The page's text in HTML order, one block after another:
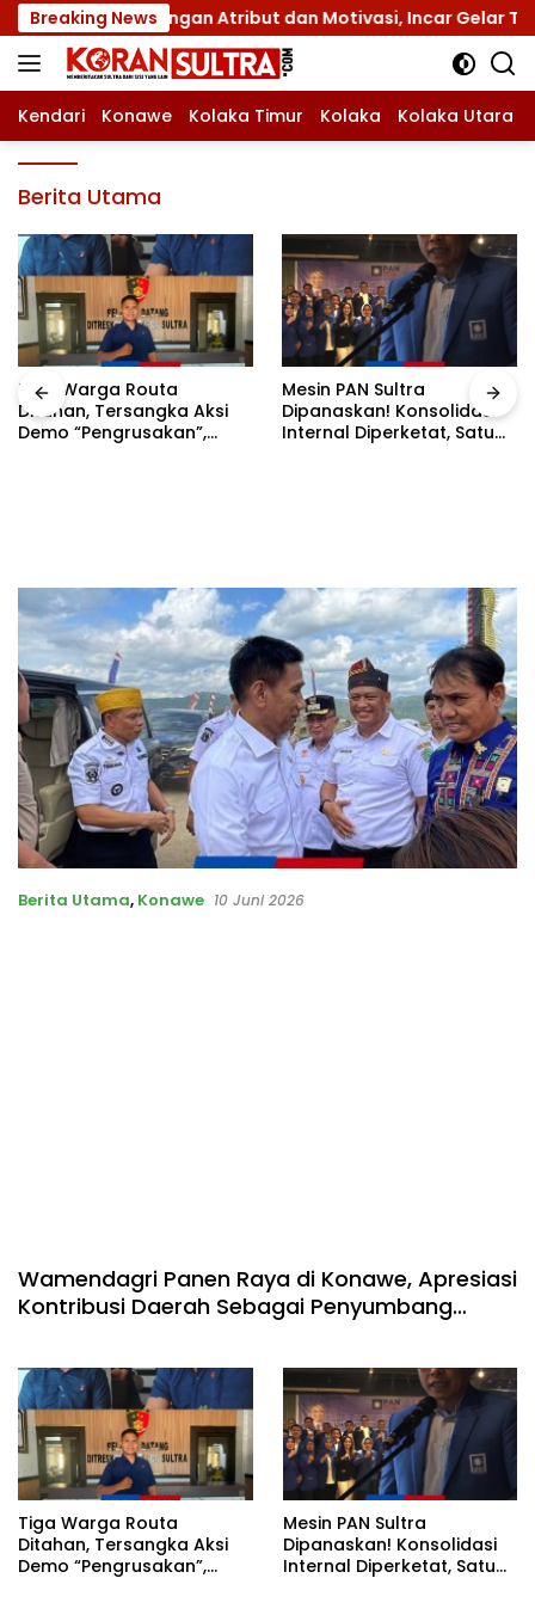
Langsung
ke
konten
Breaking News
XII dengan Atribut dan Motivasi, Incar Gelar Terbaik di
Kendari Konawe Kolaka Timur Kolaka Kolaka Utara
Berita Utama
Tiga Warga Routa
Ditahan, Tersangka Aksi
Demo “Pengrusakan”,
Mesin PAN Sultra
Dipanaskan! Konsolidasi
Internal Diperketat, Satu
Berita Utama, Konawe 10 Juni 2026
Wamendagri Panen Raya di Konawe, Apresiasi
Kontribusi Daerah Sebagai Penyumbang
Tiga Warga Routa
Ditahan, Tersangka Aksi
Demo “Pengrusakan”,
Mesin PAN Sultra
Dipanaskan! Konsolidasi
Internal Diperketat, Satu